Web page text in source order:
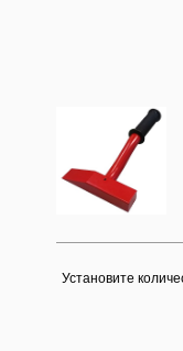
Установите